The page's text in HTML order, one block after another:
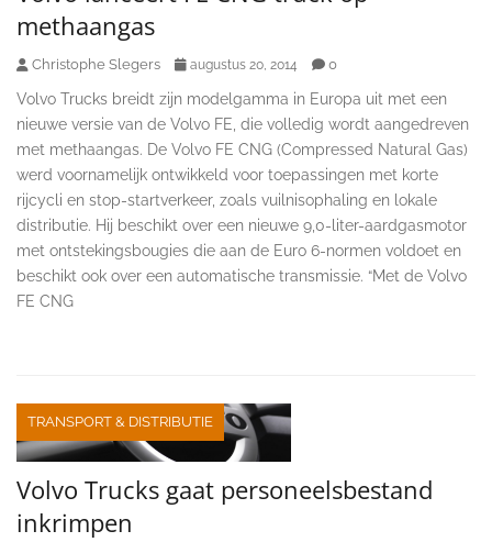
methaangas
Christophe Slegers augustus 20, 2014 0
Volvo Trucks breidt zijn modelgamma in Europa uit met een
nieuwe versie van de Volvo FE, die volledig wordt aangedreven
met methaangas. De Volvo FE CNG (Compressed Natural Gas)
werd voornamelijk ontwikkeld voor toepassingen met korte
rijcycli en stop-startverkeer, zoals vuilnisophaling en lokale
distributie. Hij beschikt over een nieuwe 9,0-liter-aardgasmotor
met ontstekingsbougies die aan de Euro 6-normen voldoet en
beschikt ook over een automatische transmissie. “Met de Volvo
FE CNG
TRANSPORT & DISTRIBUTIE
Volvo Trucks gaat personeelsbestand
inkrimpen